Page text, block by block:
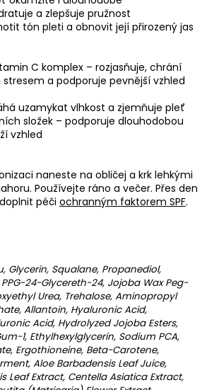
a zlepšuje pružnost
tón pleti a obnovit její přirozený jas
C komplex – rozjasňuje, chrání
a podporuje pevnější vzhled
uzamykat vlhkost a zjemňuje pleť
složek – podporuje dlouhodobou
vzhled
naneste na obličej a krk lehkými
Používejte ráno a večer. Přes den
péči ochranným faktorem SPF.
Glycerin, Squalane, Propanediol,
24-Glycereth-24, Jojoba Wax Peg-
Urea, Trehalose, Aminopropyl
Allantoin, Hyaluronic Acid,
Acid, Hydrolyzed Jojoba Esters,
1, Ethylhexylglycerin, Sodium PCA,
Ergothioneine, Beta-Carotene,
Aloe Barbadensis Leaf Juice,
Leaf Extract, Centella Asiatica Extract,